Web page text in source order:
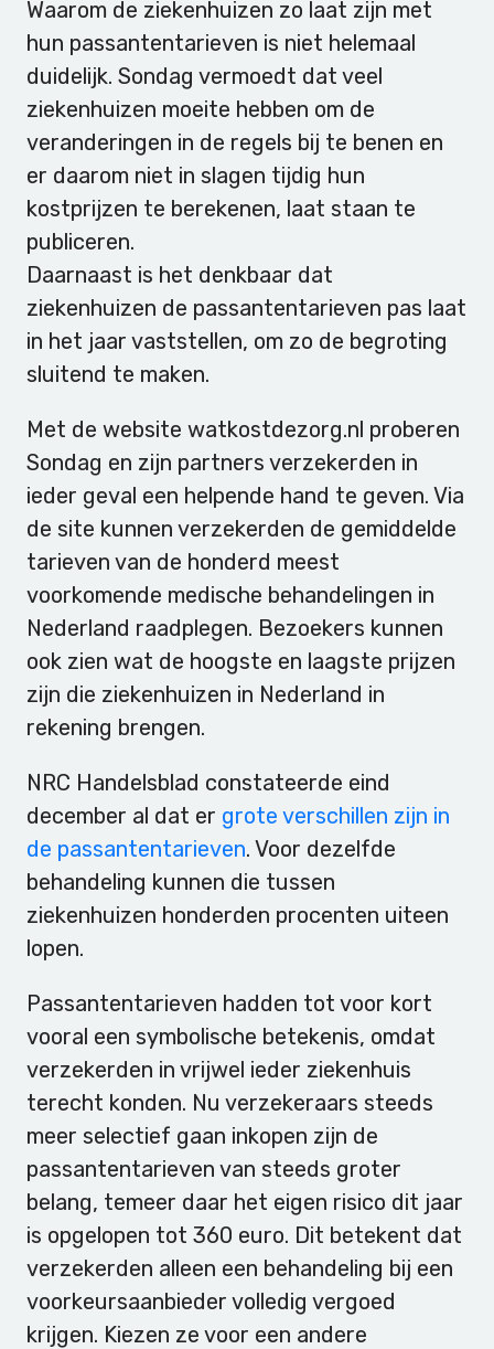
Waarom de ziekenhuizen zo laat zijn met
hun passantentarieven is niet helemaal
duidelijk. Sondag vermoedt dat veel
ziekenhuizen moeite hebben om de
veranderingen in de regels bij te benen en
er daarom niet in slagen tijdig hun
kostprijzen te berekenen, laat staan te
publiceren.
Daarnaast is het denkbaar dat
ziekenhuizen de passantentarieven pas laat
in het jaar vaststellen, om zo de begroting
sluitend te maken.
Met de website watkostdezorg.nl proberen
Sondag en zijn partners verzekerden in
ieder geval een helpende hand te geven. Via
de site kunnen verzekerden de gemiddelde
tarieven van de honderd meest
voorkomende medische behandelingen in
Nederland raadplegen. Bezoekers kunnen
ook zien wat de hoogste en laagste prijzen
zijn die ziekenhuizen in Nederland in
rekening brengen.
NRC Handelsblad constateerde eind
december al dat er grote verschillen zijn in
de passantentarieven. Voor dezelfde
behandeling kunnen die tussen
ziekenhuizen honderden procenten uiteen
lopen.
Passantentarieven hadden tot voor kort
vooral een symbolische betekenis, omdat
verzekerden in vrijwel ieder ziekenhuis
terecht konden. Nu verzekeraars steeds
meer selectief gaan inkopen zijn de
passantentarieven van steeds groter
belang, temeer daar het eigen risico dit jaar
is opgelopen tot 360 euro. Dit betekent dat
verzekerden alleen een behandeling bij een
voorkeursaanbieder volledig vergoed
krijgen. Kiezen ze voor een andere